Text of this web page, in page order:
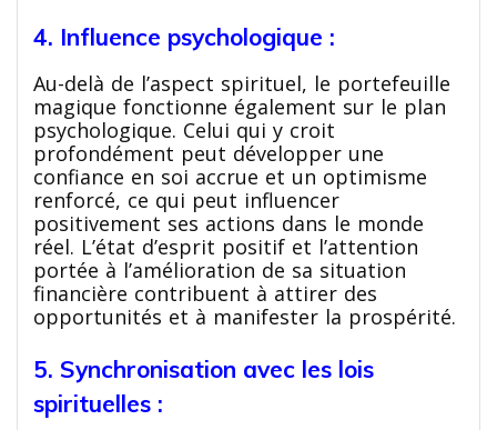
4. Influence psychologique :
Au-delà de l’aspect spirituel, le portefeuille
magique fonctionne également sur le plan
psychologique. Celui qui y croit
profondément peut développer une
confiance en soi accrue et un optimisme
renforcé, ce qui peut influencer
positivement ses actions dans le monde
réel. L’état d’esprit positif et l’attention
portée à l’amélioration de sa situation
financière contribuent à attirer des
opportunités et à manifester la prospérité.
5. Synchronisation avec les lois
spirituelles :